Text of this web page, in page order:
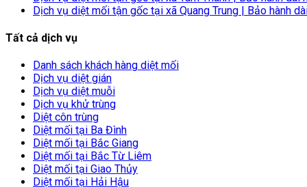
Dịch vụ diệt mối tận gốc tại xã Quang Trung | Bảo hành
Tất cả dịch vụ
Danh sách khách hàng diệt mối
Dịch vụ diệt gián
Dịch vụ diệt muỗi
Dịch vụ khử trùng
Diệt côn trùng
Diệt mối tại Ba Đình
Diệt mối tại Bắc Giang
Diệt mối tại Bắc Từ Liêm
Diệt mối tại Giao Thủy
Diệt mối tại Hải Hậu